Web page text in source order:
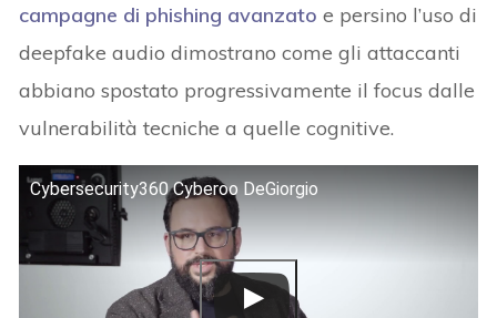
campagne di phishing avanzato e persino l’uso di
deepfake audio dimostrano come gli attaccanti
abbiano spostato progressivamente il focus dalle
vulnerabilità tecniche a quelle cognitive.
Cybersecurity360 Cyberoo DeGiorgio